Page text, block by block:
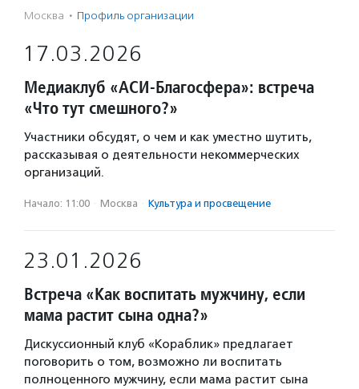
Москва · Профиль организации
17.03.2026
Медиаклуб «АСИ-Благосфера»: встреча
«Что тут смешного?»
Участники обсудят, о чем и как уместно шутить,
рассказывая о деятельности некоммерческих
организаций.
Начало: 11:00 · Москва · Культура и просвещение
23.01.2026
Встреча «Как воспитать мужчину, если
мама растит сына одна?»
Дискуссионный клуб «Кораблик» предлагает
поговорить о том, возможно ли воспитать
полноценного мужчину, если мама растит сына